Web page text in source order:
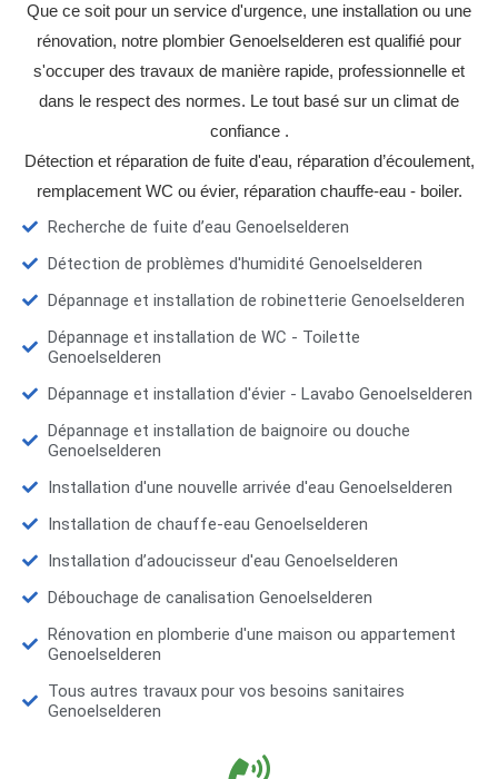
Que ce soit pour un service d'urgence, une installation ou une
rénovation, notre plombier Genoelselderen est qualifié pour
s'occuper des travaux de manière rapide, professionnelle et
dans le respect des normes. Le tout basé sur un climat de
confiance .
Détection et réparation de fuite d'eau, réparation d’écoulement,
remplacement WC ou évier, réparation chauffe-eau - boiler.
Recherche de fuite d’eau Genoelselderen
Détection de problèmes d'humidité Genoelselderen
Dépannage et installation de robinetterie Genoelselderen
Dépannage et installation de WC - Toilette
Genoelselderen
Dépannage et installation d'évier - Lavabo Genoelselderen
Dépannage et installation de baignoire ou douche
Genoelselderen
Installation d'une nouvelle arrivée d'eau Genoelselderen
Installation de chauffe-eau Genoelselderen
Installation d’adoucisseur d'eau Genoelselderen
Débouchage de canalisation Genoelselderen
Rénovation en plomberie d'une maison ou appartement
Genoelselderen
Tous autres travaux pour vos besoins sanitaires
Genoelselderen